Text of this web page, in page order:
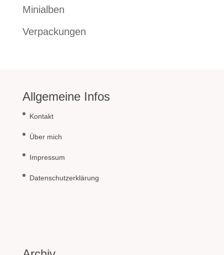
Minialben
Verpackungen
Allgemeine Infos
Kontakt
Über mich
Impressum
Datenschutzerklärung